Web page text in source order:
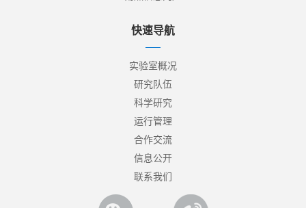
快速导航
实验室概况
研究队伍
科学研究
运行管理
合作交流
信息公开
联系我们